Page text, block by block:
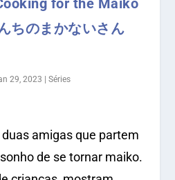
ちのまかないさん
29, 2023 |Séries
amigas que partem
de se tornar maiko.